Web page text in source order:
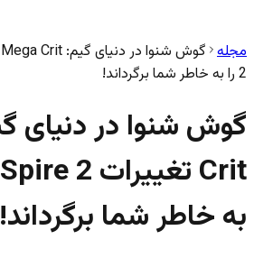
مجله
2 را به خاطر شما برگرداند!
به خاطر شما برگرداند!